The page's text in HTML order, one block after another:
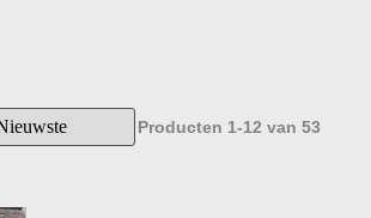
Producten 1-12 van 53